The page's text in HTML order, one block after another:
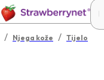
/ Njega kože / Tijelo